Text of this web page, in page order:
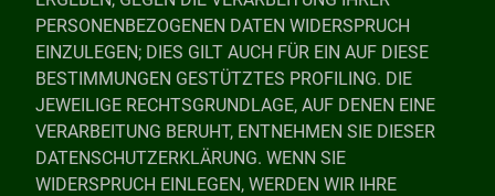
PERSONENBEZOGENEN DATEN WIDERSPRUCH
EINZULEGEN; DIES GILT AUCH FÜR EIN AUF DIESE
BESTIMMUNGEN GESTÜTZTES PROFILING. DIE
JEWEILIGE RECHTSGRUNDLAGE, AUF DENEN EINE
VERARBEITUNG BERUHT, ENTNEHMEN SIE DIESER
DATENSCHUTZERKLÄRUNG. WENN SIE
WIDERSPRUCH EINLEGEN, WERDEN WIR IHRE